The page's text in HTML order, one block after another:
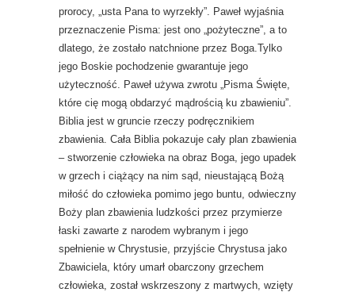
prorocy, „usta Pana to wyrzekły”. Paweł wyjaśnia
przeznaczenie Pisma: jest ono „pożyteczne”, a to
dlatego, że zostało natchnione przez Boga.Tylko
jego Boskie pochodzenie gwarantuje jego
użyteczność. Paweł używa zwrotu „Pisma Święte,
które cię mogą obdarzyć mądrością ku zbawieniu”.
Biblia jest w gruncie rzeczy podręcznikiem
zbawienia. Cała Biblia pokazuje cały plan zbawienia
– stworzenie człowieka na obraz Boga, jego upadek
w grzech i ciążący na nim sąd, nieustającą Bożą
miłość do człowieka pomimo jego buntu, odwieczny
Boży plan zbawienia ludzkości przez przymierze
łaski zawarte z narodem wybranym i jego
spełnienie w Chrystusie, przyjście Chrystusa jako
Zbawiciela, który umarł obarczony grzechem
człowieka, został wskrzeszony z martwych, wzięty